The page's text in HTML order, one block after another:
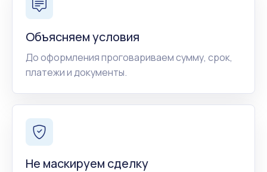
Объясняем условия
До оформления проговариваем сумму, срок,
платежи и документы.
Не маскируем сделку